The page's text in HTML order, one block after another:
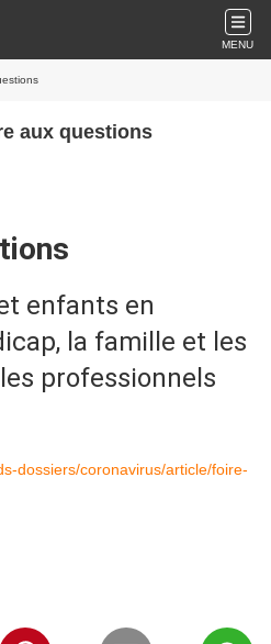
MENU
aux questions
enfants en
la famille et les
professionnels
dossiers/coronavirus/article/foire-